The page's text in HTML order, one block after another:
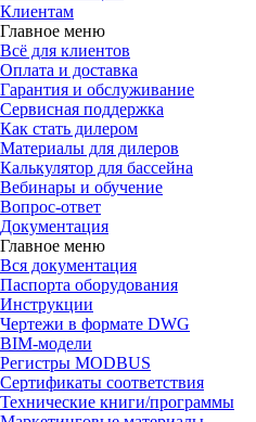
Клиентам
Главное меню
Всё для клиентов
Оплата и доставка
Гарантия и обслуживание
Сервисная поддержка
Как стать дилером
Материалы для дилеров
Калькулятор для бассейна
Вебинары и обучение
Вопрос-ответ
Документация
Главное меню
Вся документация
Паспорта оборудования
Инструкции
Чертежи в формате DWG
BIM-модели
Регистры MODBUS
Сертификаты соответствия
Технические книги/программы